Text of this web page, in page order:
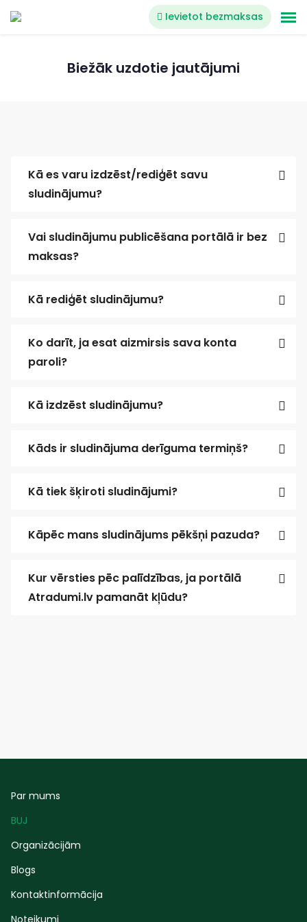
Ievietot bezmaksas
Biežāk uzdotie jautājumi
Kā es varu izdzēst/rediģēt savu
sludinājumu?
Vai sludinājumu publicēšana portālā ir bez
maksas?
Kā rediģēt sludinājumu?
Ko darīt, ja esat aizmirsis sava konta
paroli?
Kā izdzēst sludinājumu?
Kāds ir sludinājuma derīguma termiņš?
Kā tiek šķiroti sludinājumi?
Kāpēc mans sludinājums pēkšņi pazuda?
Kur vērsties pēc palīdzības, ja portālā
Atradumi.lv pamanāt kļūdu?
Par mums
BUJ
Organizācijām
Blogs
Kontaktinformācija